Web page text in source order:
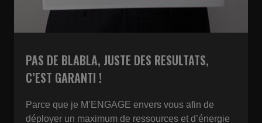
PAS DE BLABLA, JUSTE DES RESULTATS,
C’EST GARANTI !
Parce que je M’ENGAGE envers vous afin de
déployer un maximum de ressources et d’énergie